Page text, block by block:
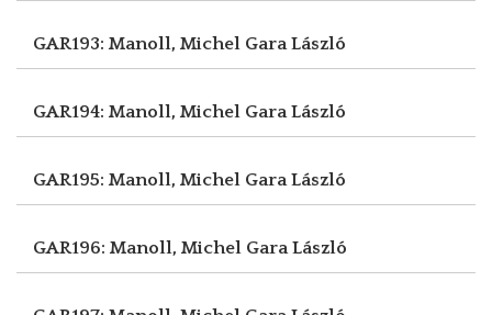
GAR193: Manoll, Michel Gara László
GAR194: Manoll, Michel Gara László
GAR195: Manoll, Michel Gara László
GAR196: Manoll, Michel Gara László